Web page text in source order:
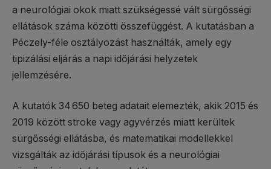
a neurológiai okok miatt szükségessé vált sürgősségi
ellátások száma közötti összefüggést. A kutatásban a
Péczely-féle osztályozást használták, amely egy
tipizálási eljárás a napi időjárási helyzetek
jellemzésére.
A kutatók 34 650 beteg adatait elemezték, akik 2015 és
2019 között stroke vagy agyvérzés miatt kerültek
sürgősségi ellátásba, és matematikai modellekkel
vizsgálták az időjárási típusok és a neurológiai